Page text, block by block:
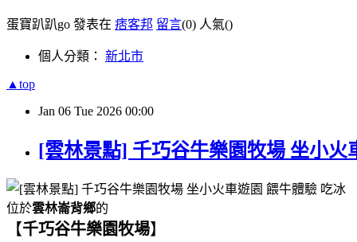
蛋寶趴趴go 發表在 痞客邦 留言(0) 人氣()
個人分類： 新北市
▲top
Jan 06 Tue 2026 00:00
[雲林景點] 千巧谷牛樂園牧場 坐小火
位於雲林崙背鄉的
【千巧谷牛樂園牧場】